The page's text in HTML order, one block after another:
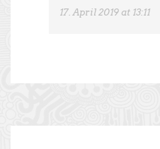
17. April 2019 at 13:11